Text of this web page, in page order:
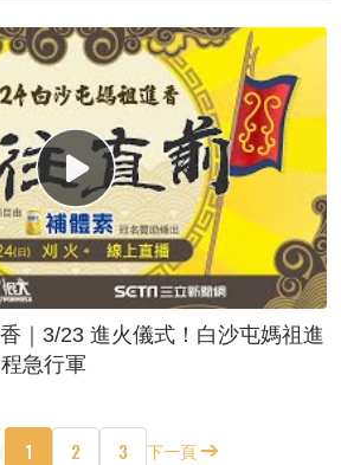
｜3/23 進火儀式！白沙屯媽祖進
急行軍
1 2 3 下一頁